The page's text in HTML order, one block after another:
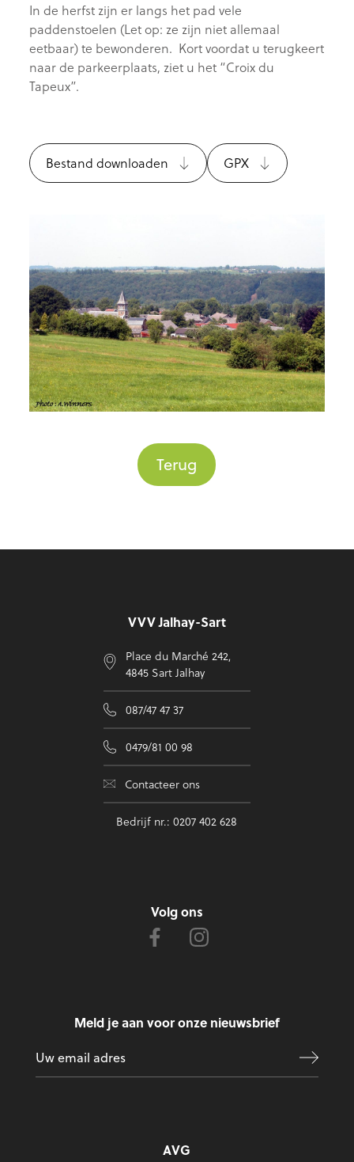
In de herfst zijn er langs het pad vele
paddenstoelen (Let op: ze zijn niet allemaal
eetbaar) te bewonderen. Kort voordat u terugkeert
naar de parkeerplaats, ziet u het “Croix du
Tapeux”.
Bestand downloaden GPX
Terug
VVV Jalhay-Sart
Place du Marché 242,
4845 Sart Jalhay
087/47 47 37
0479/81 00 98
Contacteer ons
Bedrijf nr.: 0207 402 628
Volg ons
Meld je aan voor onze nieuwsbrief
AVG